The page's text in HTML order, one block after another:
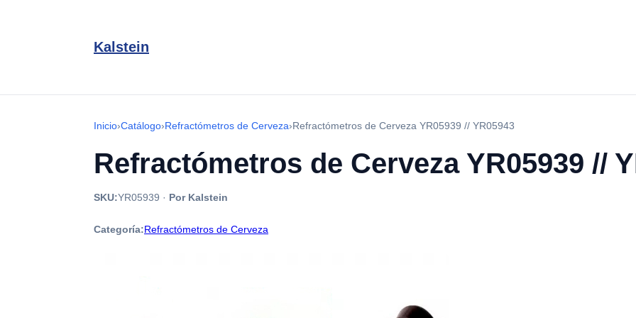
Kalstein
Inicio›Catálogo›Refractómetros de Cerveza›Refractómetros de Cerveza YR05939 // YR05943
Refractómetros de Cerveza YR05939 //
SKU:YR05939 · Por Kalstein
Categoría:Refractómetros de Cerveza